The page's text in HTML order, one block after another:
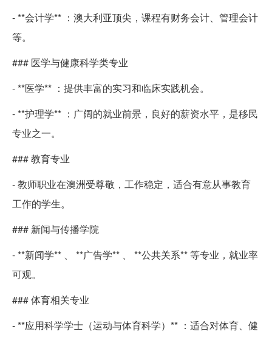
- **会计学** ：澳大利亚顶尖，课程有财务会计、管理会计
等。
### 医学与健康科学类专业
- **医学** ：提供丰富的实习和临床实践机会。
- **护理学** ：广阔的就业前景，良好的薪资水平，是移民
专业之一。
### 教育专业
- 教师职业在澳洲受尊敬，工作稳定，适合有意从事教育
工作的学生。
### 新闻与传播学院
- **新闻学** 、 **广告学** 、 **公共关系** 等专业，就业率
可观。
### 体育相关专业
- **应用科学学士（运动与体育科学）** ：适合对体育、健